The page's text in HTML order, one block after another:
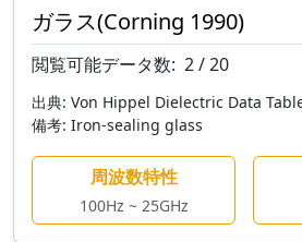
ガラス(Corning 1990)
閲覧可能データ数: 2 / 20
出典: Von Hippel Dielectric Data
備考: Iron-sealing glass
周波数特性
100Hz ~ 25GHz